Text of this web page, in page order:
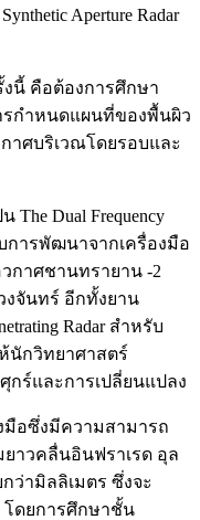
Aperture Radar
งนี้ คือต้องการศึกษา
รกำหนดแผนที่ของพื้นผิว
าศบริเวณโดยรอบและ
Dual Frequency
บการพัฒนาจากเครื่องมือ
กาศชานทรายาน -2
งจันทร์ อีกทั้งยาน
Radar สำหรับ
นักวิทยาศาสตร์
กร์และการเปลี่ยนแปลง
มือซึ่งมีความสามารถ
ยาวคลื่นอินฟราเรด อุล
ว่ามิลลิเมตร ซึ่งจะ
โดยการศึกษาชั้น